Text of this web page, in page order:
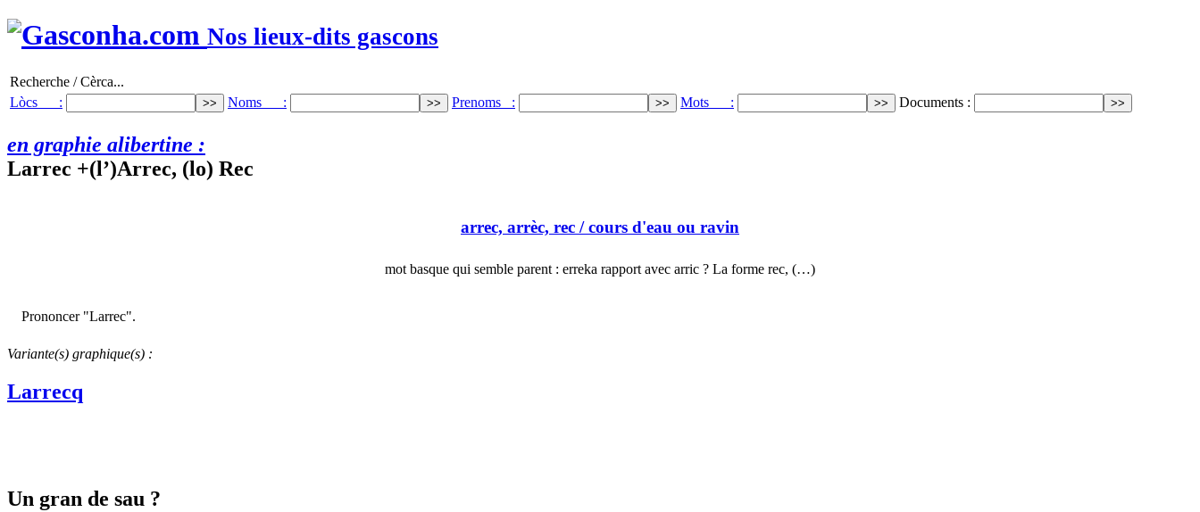
Nos lieux-dits gascons
Recherche / Cèrca...
Lòcs :
Noms : Prenoms : Mots : Documents :
en graphie alibertine :
Larrec +(l’)Arrec, (lo) Rec
arrec, arrèc, rec / cours d'eau ou ravin
mot basque qui semble parent : erreka rapport avec arric ? La forme rec, (…)
Prononcer "Larrec".
Variante(s) graphique(s) :
Larrecq
Un gran de sau ?